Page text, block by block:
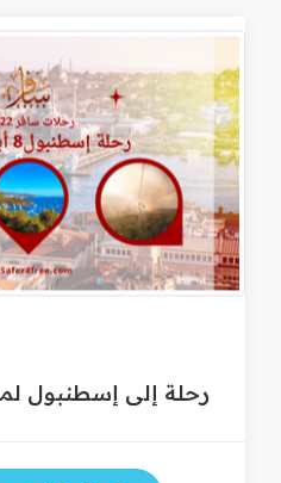
رحلة إلى إسطنبول لمدة 8 أيام 7